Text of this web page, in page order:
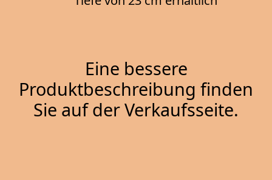
Eine bessere
Produktbeschreibung finden
Sie auf der Verkaufsseite.